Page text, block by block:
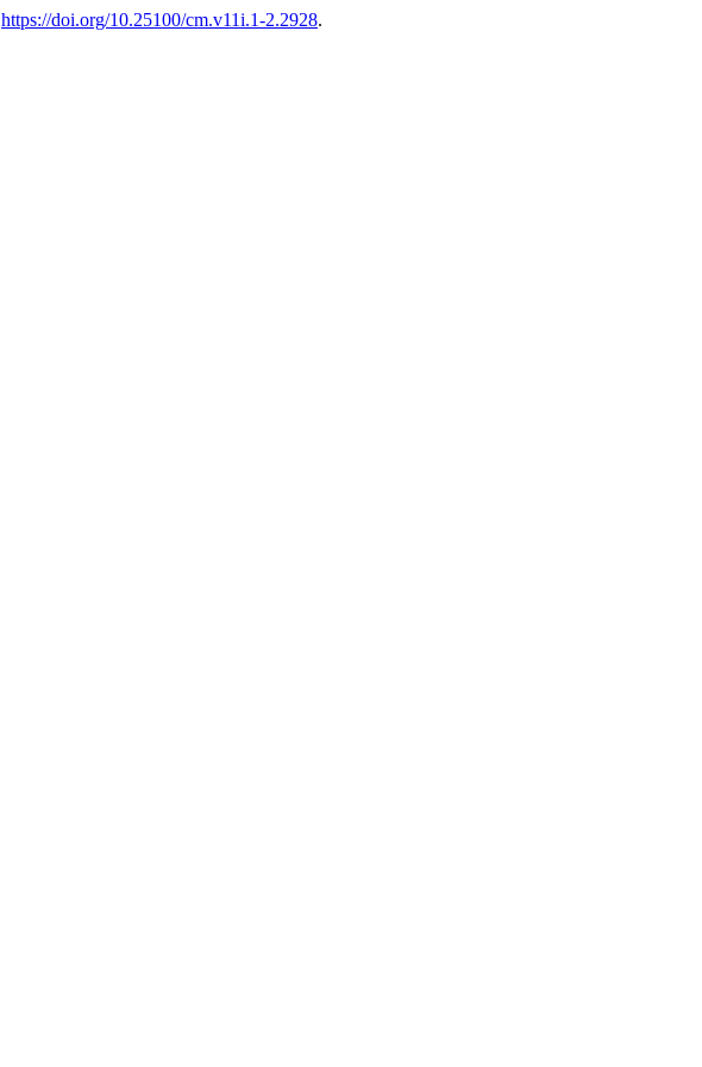
https://doi.org/10.25100/cm.v11i.1-2.2928.